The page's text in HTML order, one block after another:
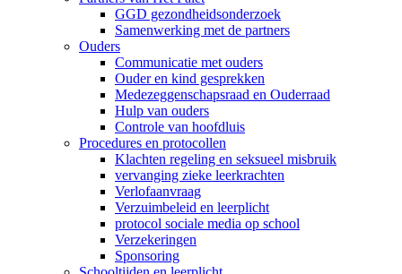
GGD gezondheidsonderzoek
Samenwerking met de partners
Ouders
Communicatie met ouders
Ouder en kind gesprekken
Medezeggenschapsraad en Ouderraad
Hulp van ouders
Controle van hoofdluis
Procedures en protocollen
Klachten regeling en seksueel misbruik
vervanging zieke leerkrachten
Verlofaanvraag
Verzuimbeleid en leerplicht
protocol sociale media op school
Verzekeringen
Sponsoring